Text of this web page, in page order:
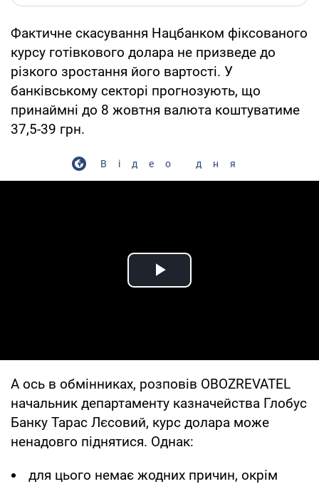
Фактичне скасування Нацбанком фіксованого
курсу готівкового долара не призведе до
різкого зростання його вартості. У
банківському секторі прогнозують, що
принаймні до 8 жовтня валюта коштуватиме
37,5-39 грн.
Відео дня
Play Video
А ось в обмінниках, розповів OBOZREVATEL
начальник департаменту казначейства Глобус
Банку Тарас Лєсовий, курс долара може
ненадовго піднятися. Однак:
для цього немає жодних причин, окрім